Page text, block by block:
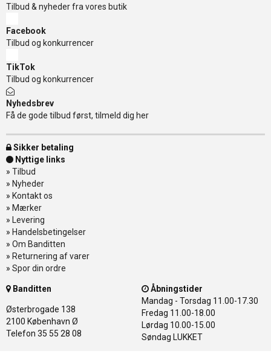
Tilbud & nyheder fra vores butik
Facebook
Tilbud og konkurrencer
TikTok
Tilbud og konkurrencer
Nyhedsbrev
Få de gode tilbud først, tilmeld dig her
Sikker betaling
Nyttige links
» Tilbud
» Nyheder
» Kontakt os
» Mærker
» Levering
» Handelsbetingelser
» Om Banditten
» Returnering af varer
» Spor din ordre
Banditten
Østerbrogade 138
2100 København Ø
Telefon 35 55 28 08
Åbningstider
Mandag - Torsdag 11.00-17.30
Fredag 11.00-18.00
Lørdag 10.00-15.00
Søndag LUKKET